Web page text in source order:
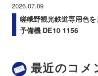
2026.07.09
嵯峨野観光鉄道専用色
予備機 DE10 1156
最近のコメ